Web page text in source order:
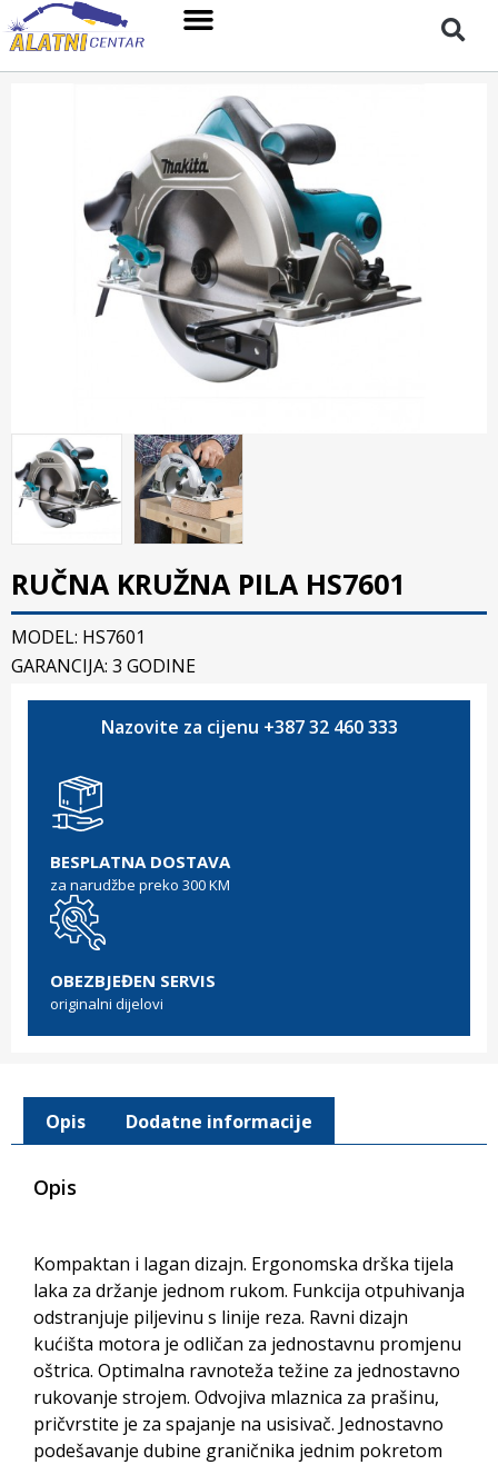
RUČNA KRUŽNA PILA HS7601
MODEL: HS7601
GARANCIJA: 3 GODINE
Nazovite za cijenu +387 32 460 333
BESPLATNA DOSTAVA
za narudžbe preko 300 KM
OBEZBJEĐEN SERVIS
originalni dijelovi
Opis Dodatne informacije
Opis
Kompaktan i lagan dizajn. Ergonomska drška tijela
laka za držanje jednom rukom. Funkcija otpuhivanja
odstranjuje piljevinu s linije reza. Ravni dizajn
kućišta motora je odličan za jednostavnu promjenu
oštrica. Optimalna ravnoteža težine za jednostavno
rukovanje strojem. Odvojiva mlaznica za prašinu,
pričvrstite je za spajanje na usisivač. Jednostavno
podešavanje dubine graničnika jednim pokretom